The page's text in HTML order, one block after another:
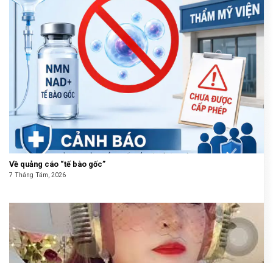
Về quảng cáo “tế bào gốc”
7 Tháng Tám, 2026